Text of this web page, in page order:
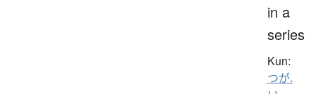
in a
series
Kun:
つが.